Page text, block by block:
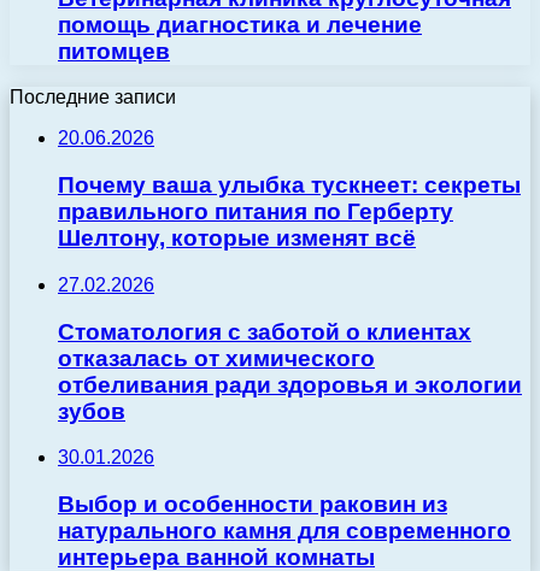
помощь диагностика и лечение
питомцев
Последние записи
20.06.2026
Почему ваша улыбка тускнеет: секреты
правильного питания по Герберту
Шелтону, которые изменят всё
27.02.2026
Стоматология с заботой о клиентах
отказалась от химического
отбеливания ради здоровья и экологии
зубов
30.01.2026
Выбор и особенности раковин из
натурального камня для современного
интерьера ванной комнаты